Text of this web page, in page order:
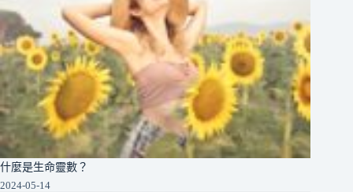
什麼是生命靈數？
2024-05-14